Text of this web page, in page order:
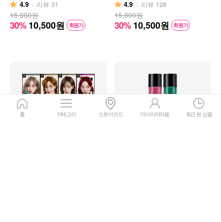
4.9 리뷰 31
15,000원
30% 10,500원 회원가
4.9 리뷰 128
15,000원
30% 10,500원 회원가
홈 카테고리 스토어모드 마이아리따움 최근 본 상품